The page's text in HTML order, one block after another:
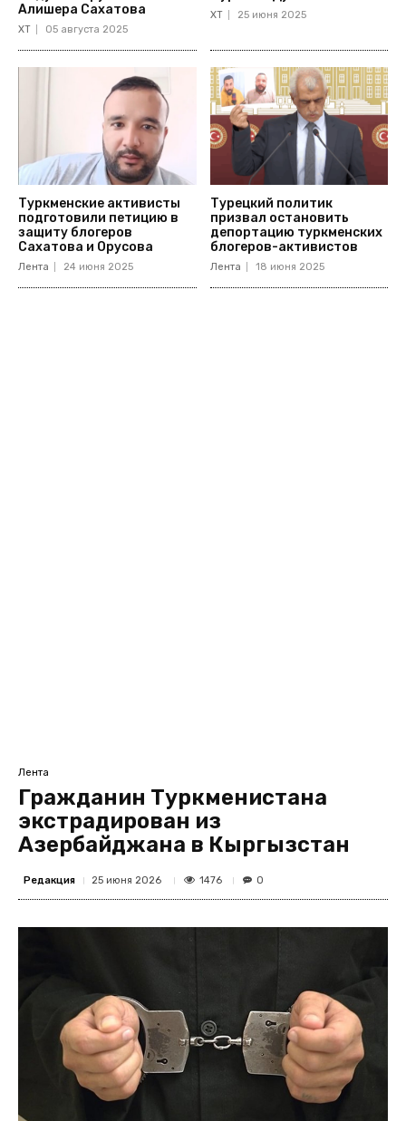
Алишера Сахатова
ХТ 05 августа 2025
ХТ 25 июня 2025
Туркменские активисты
подготовили петицию в
защиту блогеров
Сахатова и Орусова
Лента 24 июня 2025
Турецкий политик
призвал остановить
депортацию туркменских
блогеров-активистов
Лента 18 июня 2025